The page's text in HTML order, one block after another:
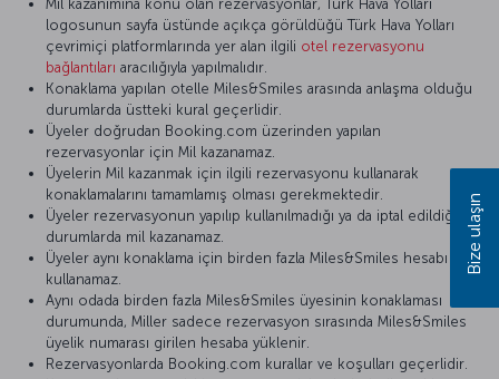
Mil kazanımına konu olan rezervasyonlar, Türk Hava Yolları
logosunun sayfa üstünde açıkça görüldüğü Türk Hava Yolları
çevrimiçi platformlarında yer alan ilgili otel rezervasyonu
bağlantıları aracılığıyla yapılmalıdır.
Konaklama yapılan otelle Miles&Smiles arasında anlaşma olduğu
durumlarda üstteki kural geçerlidir.
Üyeler doğrudan Booking.com üzerinden yapılan
rezervasyonlar için Mil kazanamaz.
Üyelerin Mil kazanmak için ilgili rezervasyonu kullanarak
konaklamalarını tamamlamış olması gerekmektedir.
Üyeler rezervasyonun yapılıp kullanılmadığı ya da iptal edildiği
durumlarda mil kazanamaz.
Üyeler aynı konaklama için birden fazla Miles&Smiles hesabı
kullanamaz.
Aynı odada birden fazla Miles&Smiles üyesinin konaklaması
durumunda, Miller sadece rezervasyon sırasında Miles&Smiles
üyelik numarası girilen hesaba yüklenir.
Rezervasyonlarda Booking.com kurallar ve koşulları geçerlidir.
Bize ulaşın